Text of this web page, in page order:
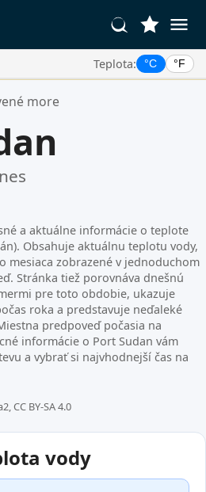
Teplota: °C °F
more
a aktuálne informácie o teplote
Obsahuje aktuálnu teplotu vody,
mesiaca zobrazené v jednoduchom
Stránka tiež porovnáva dnešnú
pre toto obdobie, ukazuje
roka a predstavuje neďaleké
predpoveď počasia na
informácie o Port Sudan vám
a vybrať si najvhodnejší čas na
CC BY-SA 4.0
vody